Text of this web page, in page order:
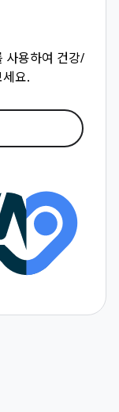
사용하여 건강/
요.